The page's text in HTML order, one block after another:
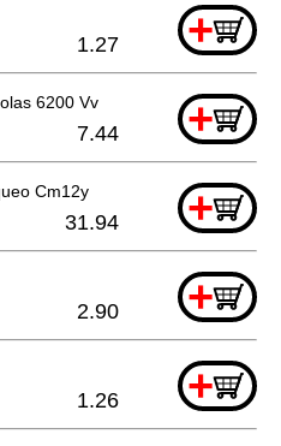
+
1.27
6200 Vv +
7.44
Cm12y +
31.94
+
2.90
+
1.26